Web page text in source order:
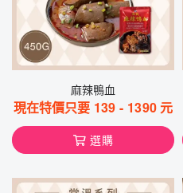
麻辣鴨血
現在特價只要 139 - 1390元
選購